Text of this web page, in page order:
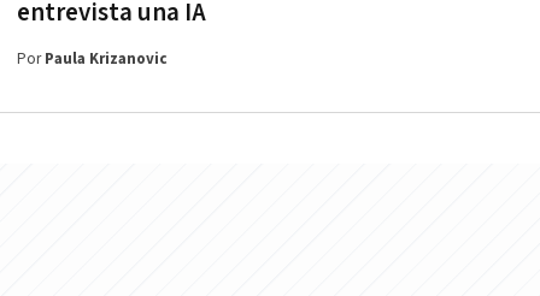
entrevista una IA
PorPaula Krizanovic